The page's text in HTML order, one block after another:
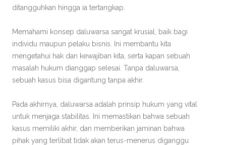
ditangguhkan hingga ia tertangkap.
Memahami konsep daluwarsa sangat krusial, baik bagi
individu maupun pelaku bisnis. Ini membantu kita
mengetahui hak dan kewajiban kita, serta kapan sebuah
masalah hukum dianggap selesai. Tanpa daluwarsa,
sebuah kasus bisa digantung tanpa akhir.
Pada akhirnya, daluwarsa adalah prinsip hukum yang vital
untuk menjaga stabilitas. Ini memastikan bahwa sebuah
kasus memiliki akhir, dan memberikan jaminan bahwa
pihak yang terlibat tidak akan terus-menerus diganggu